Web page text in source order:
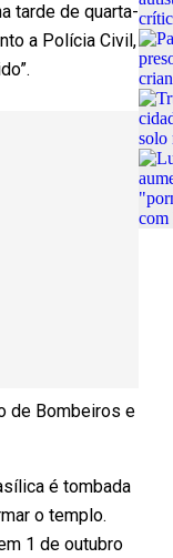
tarde de quarta-
a Polícia Civil,
de Bombeiros e
é tombada
o templo.
1 de outubro